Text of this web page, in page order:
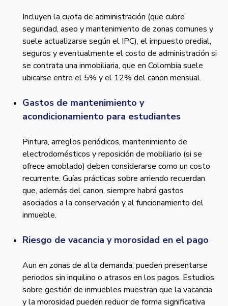
Incluyen la cuota de administración (que cubre
seguridad, aseo y mantenimiento de zonas comunes y
suele actualizarse según el IPC), el impuesto predial,
seguros y eventualmente el costo de administración si
se contrata una inmobiliaria, que en Colombia suele
ubicarse entre el 5% y el 12% del canon mensual.
Gastos de mantenimiento y
acondicionamiento para estudiantes
Pintura, arreglos periódicos, mantenimiento de
electrodomésticos y reposición de mobiliario (si se
ofrece amoblado) deben considerarse como un costo
recurrente. Guías prácticas sobre arriendo recuerdan
que, además del canon, siempre habrá gastos
asociados a la conservación y al funcionamiento del
inmueble.
Riesgo de vacancia y morosidad en el pago
Aun en zonas de alta demanda, pueden presentarse
periodos sin inquilino o atrasos en los pagos. Estudios
sobre gestión de inmuebles muestran que la vacancia
y la morosidad pueden reducir de forma significativa